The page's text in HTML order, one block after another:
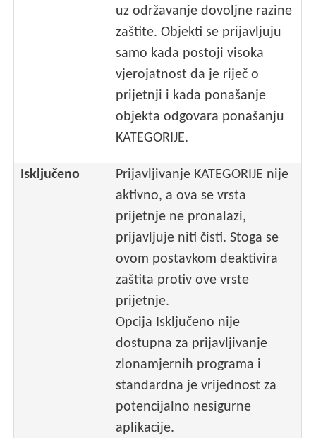
uz održavanje dovoljne razine
zaštite. Objekti se prijavljuju
samo kada postoji visoka
vjerojatnost da je riječ o
prijetnji i kada ponašanje
objekta odgovara ponašanju
KATEGORIJE.
Isključeno
Prijavljivanje KATEGORIJE nije
aktivno, a ova se vrsta
prijetnje ne pronalazi,
prijavljuje niti čisti. Stoga se
ovom postavkom deaktivira
zaštita protiv ove vrste
prijetnje.
Opcija Isključeno nije
dostupna za prijavljivanje
zlonamjernih programa i
standardna je vrijednost za
potencijalno nesigurne
aplikacije.